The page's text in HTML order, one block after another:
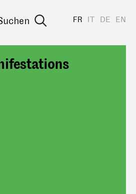
FR IT DE EN